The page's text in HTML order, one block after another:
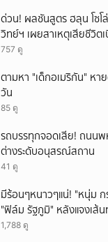
ด่วน! ผลชันสูตร ฮลุน โซ
วิทย์ฯ เผยสาเหตุเสียชีวิต
757 ดู
ตามหา "เด็กอเมริกัน" หา
วัน
85 ดู
รถบรรทุกจอดเสีย! ถนน
ต่างระดับอนุสรณ์สถาน
41 ดู
มีร้อนๆหนาวๆแน่! "หนุ่ม
"ฟิล์ม รัฐภูมิ" หลังแจงเส้น
1,788 ดู